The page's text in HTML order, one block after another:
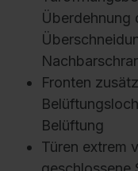
Überdehnung
Fronten
Belüftung
Türen extrem